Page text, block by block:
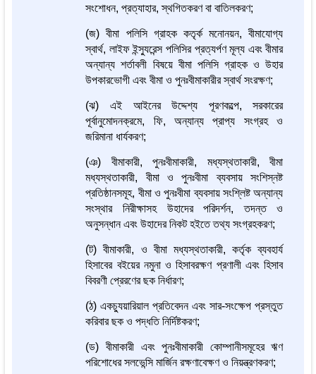
সংশোধন, প্রত্যাহার, স্থগিতকরণ বা বাতিলকরণ;
(জ) বীমা পলিসি গ্রাহক কতৃর্ক মনোনয়ন, বীমাযোগ্য
স্বার্থ, লাইফ ইন্স্যুরেন্স পলিসির প্রত্যর্পণ মূল্য এবং বীমার
অন্যান্য শর্তাবলী বিষয়ে বীমা পলিসি গ্রাহক ও উহার
উপকারভোগী এবং বীমা ও পুনঃবীমাকারীর স্বার্থ সংরক্ষণ;
(ঝ) এই আইনের উদ্দেশ্য পূরণকল্পে, সরকারের
পূর্বানুমোদনক্রমে, ফি, অন্যান্য প্রাপ্য সংগ্রহ ও
জরিমানা ধার্যকরণ;
(ঞ) বীমাকারী, পুনঃবীমাকারী, মধ্যস্থতাকারী, বীমা
মধ্যস্থতাকারী, বীমা ও পুনঃবীমা ব্যবসায় সংশিস্নষ্ট
প্রতিষ্ঠানসমূহ, বীমা ও পুনঃবীমা ব্যবসায় সংশ্লিষ্ট অন্যান্য
সংস্থার নিরীক্ষাসহ উহাদের পরিদর্শন, তদন্ত ও
অনুসন্ধান এবং উহাদের নিকট হইতে তথ্য সংগ্রহকরণ;
(ট) বীমাকারী, ও বীমা মধ্যস্থতাকারী, কর্তৃক ব্যবহার্য
হিসাবের বইয়ের নমুনা ও হিসাবরক্ষণ প্রণালী এবং হিসাব
বিবরণী প্রেরণের ছক নির্ধারণ;
(ঠ) একচ্যুয়ারিয়াল প্রতিবেদন এবং সার-সংক্ষেপ প্রস্তুত
করিবার ছক ও পদ্ধতি নির্দিষ্টকরণ;
(ড) বীমাকারী এবং পুনঃবীমাকারী কোম্পানীসমূহের ঋণ
পরিশোধের সলভেন্সি মার্জিন রক্ষণাবেক্ষণ ও নিয়ন্ত্রণকরণ;